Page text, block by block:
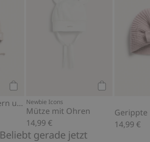
Mütze mit Bändern und Ohren Newbie Icons
Mütze mit Ohren
14,99 €
14,99 €
Beliebt gerade jetzt